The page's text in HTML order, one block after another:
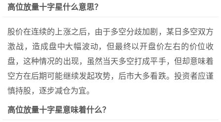
高位放量十字星什么意思？
股价在连续的上涨之后，由于多空分歧加剧，某日多空双方
激战，造成盘中大幅波动，但最终以开盘价左右的价位收
盘，这种情况的出现，虽然当天多空打成平手，但却意味着
空方在后期可能继续发起攻势，后市大多看跌。投资者应谨
慎持股，逐步减仓为宜。
高位放量十字星意味着什么？